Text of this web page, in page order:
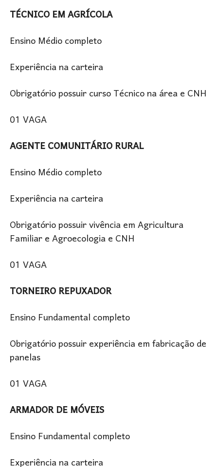
TÉCNICO EM AGRÍCOLA
Ensino Médio completo
Experiência na carteira
Obrigatório possuir curso Técnico na área e CNH
01 VAGA
AGENTE COMUNITÁRIO RURAL
Ensino Médio completo
Experiência na carteira
Obrigatório possuir vivência em Agricultura
Familiar e Agroecologia e CNH
01 VAGA
TORNEIRO REPUXADOR
Ensino Fundamental completo
Obrigatório possuir experiência em fabricação de
panelas
01 VAGA
ARMADOR DE MÓVEIS
Ensino Fundamental completo